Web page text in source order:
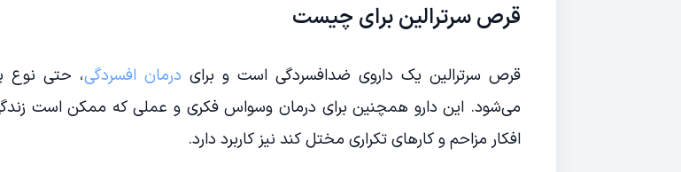
قرص سرترالین برای چیست
قرص سرترالین یک داروی ضدافسردگی است و برای درمان افسردگی، حتی نوع
می‌شود. این دارو همچنین برای درمان وسواس فکری و عملی که ممکن است زندگی
افکار مزاحم و کارهای تکراری مختل کند نیز کاربرد دارد.